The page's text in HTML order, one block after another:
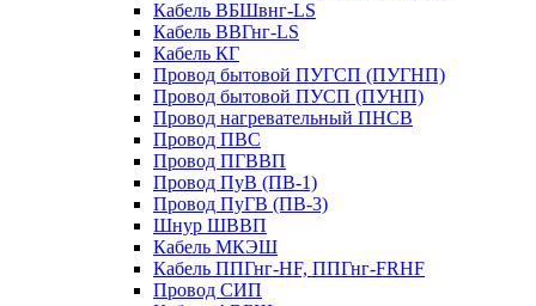
Кабель ВБШвнг-LS
Кабель ВВГнг-LS
Кабель КГ
Провод бытовой ПУГСП (ПУГНП)
Провод бытовой ПУСП (ПУНП)
Провод нагревательный ПНСВ
Провод ПВС
Провод ПГВВП
Провод ПуВ (ПВ-1)
Провод ПуГВ (ПВ-3)
Шнур ШВВП
Кабель МКЭШ
Кабель ППГнг-HF, ППГнг-FRHF
Провод СИП